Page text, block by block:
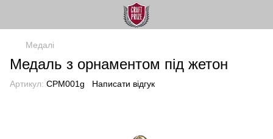
Медалі
Медаль з орнаментом під жетон
Артикул: CPM001g Написати відгук